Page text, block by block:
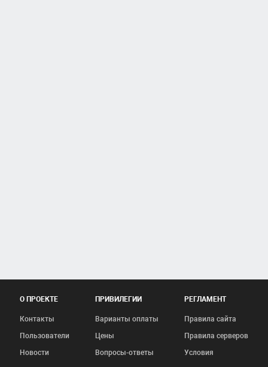
О ПРОЕКТЕ
Контакты
Пользователи
Новости
ПРИВИЛЕГИИ
Варианты оплаты
Цены
Вопросы-ответы
РЕГЛАМЕНТ
Правила сайта
Правила серверов
Условия